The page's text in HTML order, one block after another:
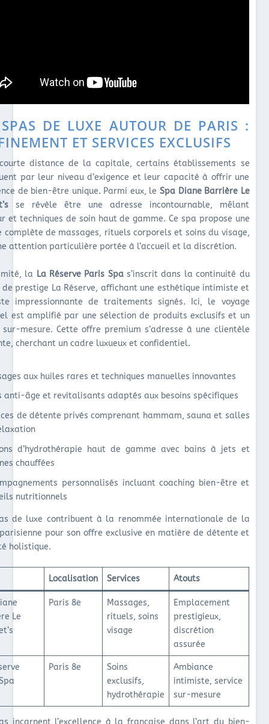
DE LUXE AUTOUR DE PARIS :
ET SERVICES EXCLUSIFS
distance de la capitale, certains établissements se
par leur niveau d’exigence et leur capacité à offrir une
de bien-être unique. Parmi eux, le Spa Diane Barrière Le
se révèle être une adresse incontournable, mêlant
et techniques de soin haut de gamme. Ce spa propose une
complète de massages, rituels corporels et soins du visage,
attention particulière portée à l’accueil et la discrétion.
la La Réserve Paris Spas’inscrit dans la continuité du
prestige La Réserve, affichant une esthétique intimiste et
impressionnante de traitements signés. Ici, le voyage
est amplifié par une sélection de produits exclusifs et un
sur-mesure. Cette offre premium s’adresse à une clientèle
cherchant un cadre luxueux et confidentiel.
aux huiles rares et techniques manuelles innovantes
anti-âge et revitalisants adaptés aux besoins spécifiques
de détente privés comprenant hammam, sauna et salles
d’hydrothérapie haut de gamme avec bains à jets et
chauffées
personnalisés incluant coaching bien-être et
nutritionnels
de luxe contribuent à la renommée internationale de la
pour son offre exclusive en matière de détente et
holistique.
Localisation Services Atouts
Le
Paris 8e
Massages,
rituels, soins
visage
Emplacement
prestigieux,
discrétion
assurée
Paris 8e
Soins
exclusifs,
hydrothérapie
Ambiance
intimiste, service
sur-mesure